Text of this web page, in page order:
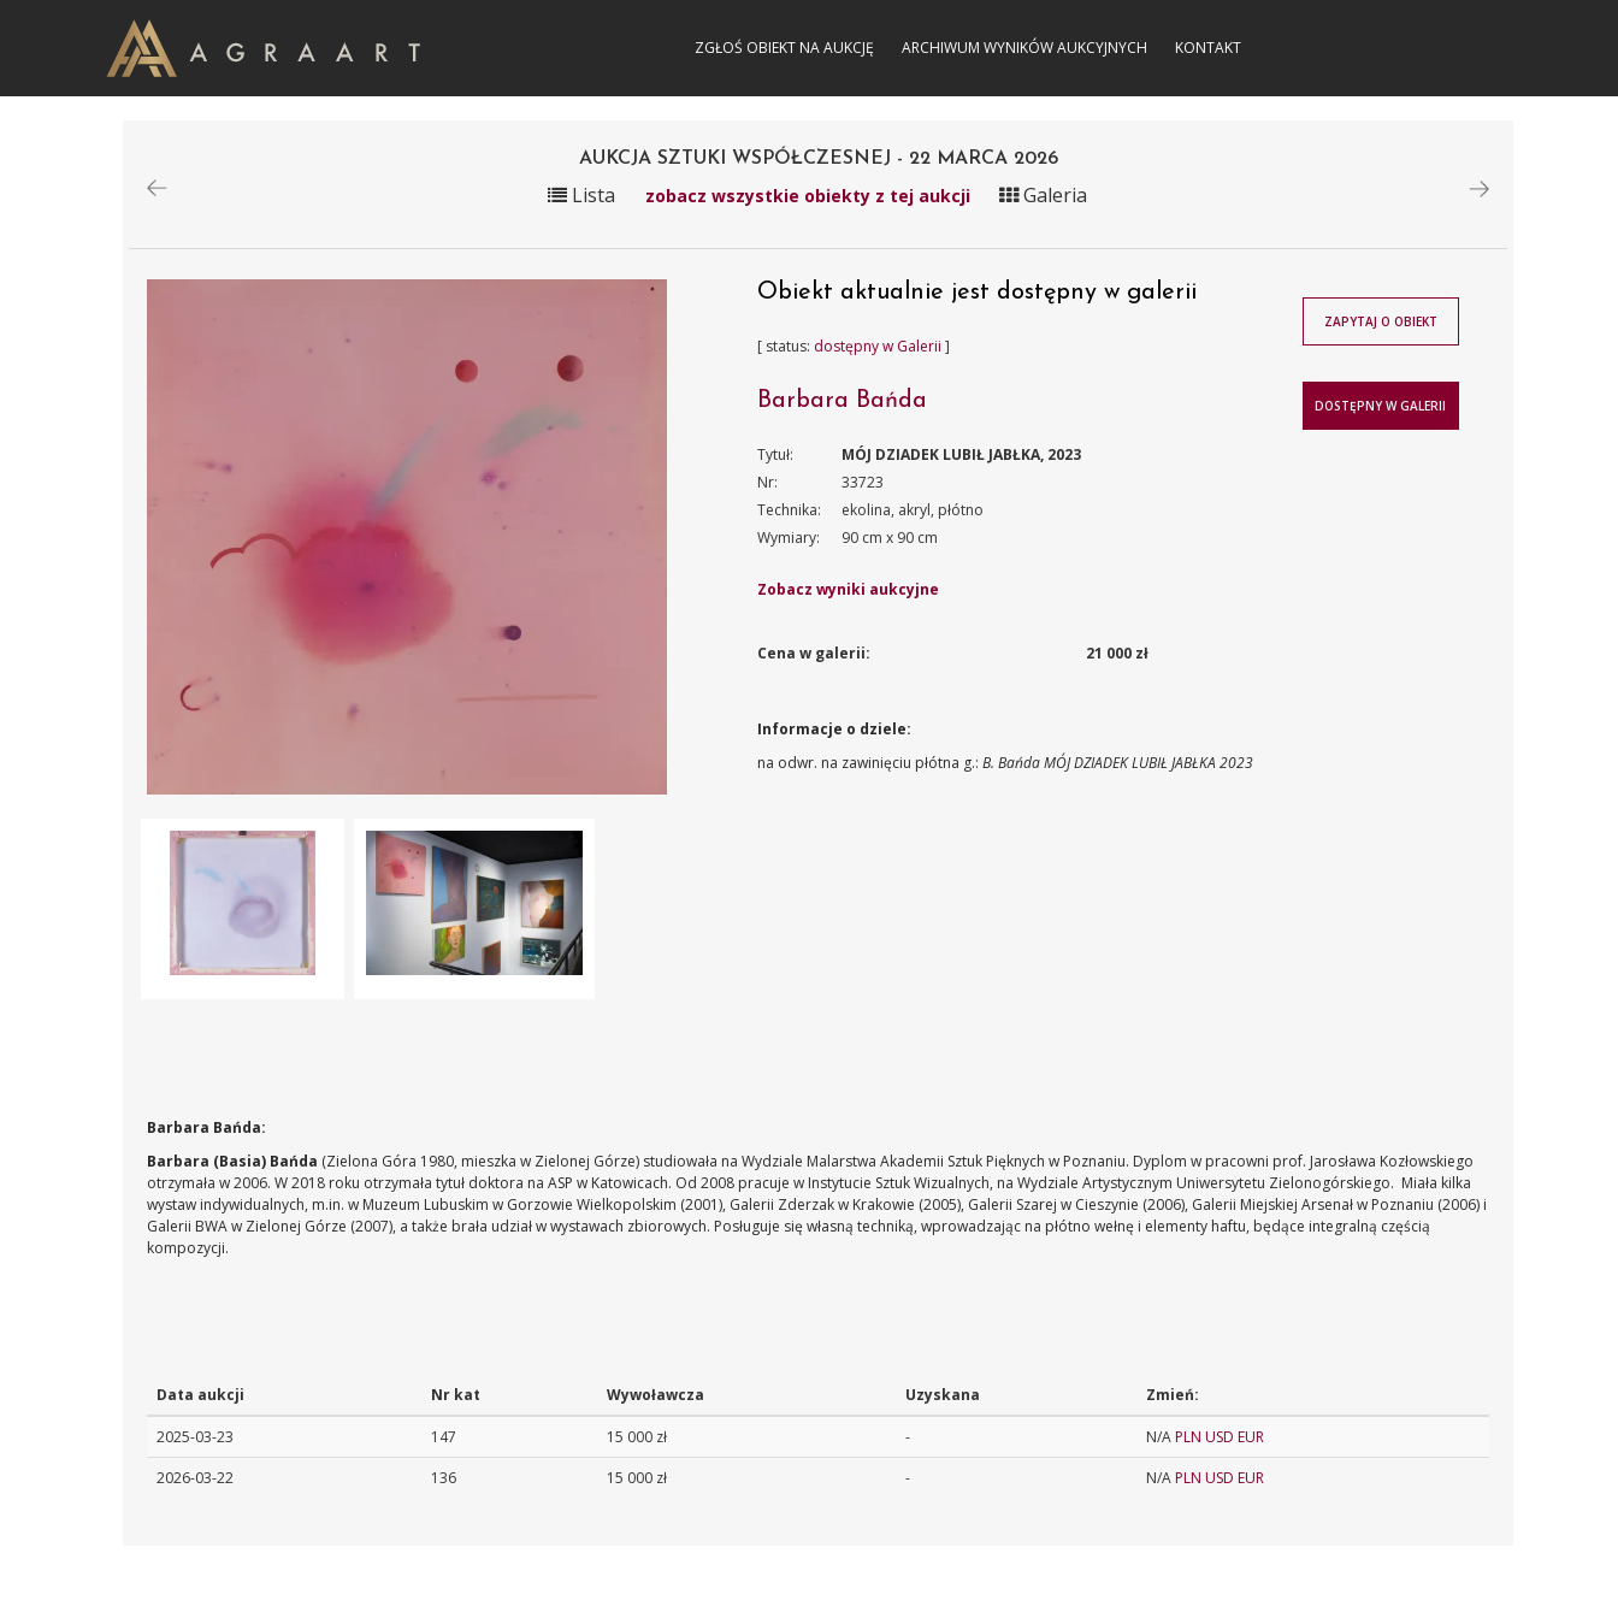
ZGŁOŚ OBIEKT NA AUKCJĘ ARCHIWUM WYNIKÓW AUKCYJNYCH KONTAKT
AUKCJA SZTUKI WSPÓŁCZESNEJ - 22 MARCA 2026
Lista zobacz wszystkie obiekty z tej aukcji Galeria
Obiekt aktualnie jest dostępny w galerii
[ status: dostępny w Galerii ]
Barbara Bańda
Tytuł:
MÓJ DZIADEK LUBIŁ JABŁKA, 2023
Nr:
33723
Technika:
ekolina, akryl, płótno
Wymiary:
90 cm x 90 cm
Zobacz wyniki aukcyjne
Cena w galerii: 21 000 zł
ZAPYTAJ O OBIEKT
DOSTĘPNY W GALERII
Informacje o dziele:
na odwr. na zawinięciu płótna g.:B. Bańda MÓJ DZIADEK LUBIŁ JABŁKA 2023
Barbara Bańda:
Barbara (Basia) Bańda (Zielona Góra 1980, mieszka w Zielonej Górze) studiowała na Wydziale Malarstwa Akademii Sztuk Pięknych w Poznaniu. Dyplom w pracowni prof. Jarosława Kozłowskiego
otrzymała w 2006. W 2018 roku otrzymała tytuł doktora na ASP w Katowicach. Od 2008 pracuje w Instytucie Sztuk Wizualnych, na Wydziale Artystycznym Uniwersytetu Zielonogórskiego. Miała kilka
wystaw indywidualnych, m.in. w Muzeum Lubuskim w Gorzowie Wielkopolskim (2001), Galerii Zderzak w Krakowie (2005), Galerii Szarej w Cieszynie (2006), Galerii Miejskiej Arsenał w Poznaniu (2006) i
Galerii BWA w Zielonej Górze (2007), a także brała udział w wystawach zbiorowych. Posługuje się własną techniką, wprowadzając na płótno wełnę i elementy haftu, będące integralną częścią
kompozycji.
Data aukcji Nr kat Wywoławcza Uzyskana Zmień:
2025-03-23 147 15 000 zł - N/APLN USD EUR
2026-03-22
136 15 000 zł - N/APLN USD EUR